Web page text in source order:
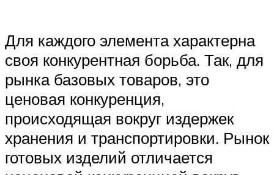
Для каждого элемента характерна
своя конкурентная борьба. Так, для
рынка базовых товаров, это
ценовая конкуренция,
происходящая вокруг издержек
хранения и транспортировки. Рынок
готовых изделий отличается